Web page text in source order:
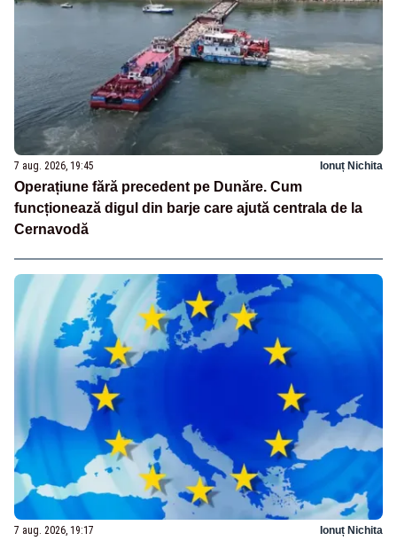
7 aug. 2026, 19:45 Ionuț Nichita
Operațiune fără precedent pe Dunăre. Cum
funcționează digul din barje care ajută centrala de la
Cernavodă
7 aug. 2026, 19:17 Ionuț Nichita